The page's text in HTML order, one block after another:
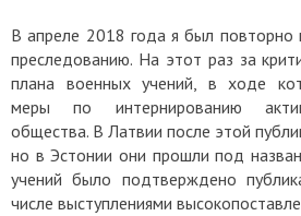
В апреле 2018 года я был повторно
преследованию. На этот раз за
плана военных учений, в ходе
меры по интернированию
общества. В Латвии после этой
но в Эстонии они прошли под
учений было подтверждено
числе выступлениями